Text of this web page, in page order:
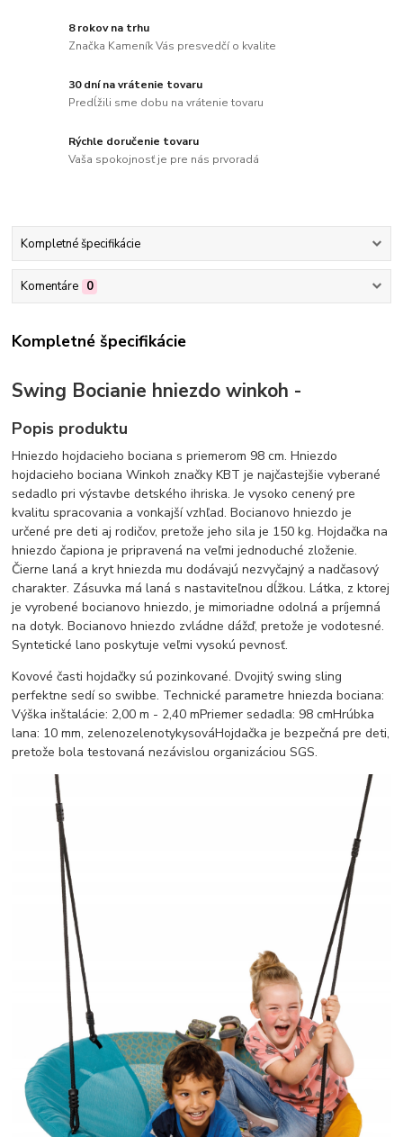
8 rokov na trhu
Značka Kameník Vás presvedčí o kvalite
30 dní na vrátenie tovaru
Predĺžili sme dobu na vrátenie tovaru
Rýchle doručenie tovaru
Vaša spokojnosť je pre nás prvoradá
Kompletné špecifikácie
Komentáre 0
Kompletné špecifikácie
Swing Bocianie hniezdo winkoh -
Popis produktu
Hniezdo hojdacieho bociana s priemerom 98 cm. Hniezdo
hojdacieho bociana Winkoh značky KBT je najčastejšie vyberané
sedadlo pri výstavbe detského ihriska. Je vysoko cenený pre
kvalitu spracovania a vonkajší vzhľad. Bocianovo hniezdo je
určené pre deti aj rodičov, pretože jeho sila je 150 kg. Hojdačka na
hniezdo čapiona je pripravená na veľmi jednoduché zloženie.
Čierne laná a kryt hniezda mu dodávajú nezvyčajný a nadčasový
charakter. Zásuvka má laná s nastaviteľnou dĺžkou. Látka, z ktorej
je vyrobené bocianovo hniezdo, je mimoriadne odolná a príjemná
na dotyk. Bocianovo hniezdo zvládne dážď, pretože je vodotesné.
Syntetické lano poskytuje veľmi vysokú pevnosť.
Kovové časti hojdačky sú pozinkované. Dvojitý swing sling
perfektne sedí so swibbe. Technické parametre hniezda bociana:
Výška inštalácie: 2,00 m - 2,40 mPriemer sedadla: 98 cmHrúbka
lana: 10 mm, zelenozelenotykysováHojdačka je bezpečná pre deti,
pretože bola testovaná nezávislou organizáciou SGS.